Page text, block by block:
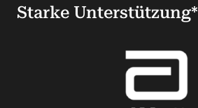
Starke Unterstützung*